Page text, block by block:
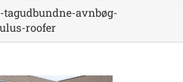
tagudbundne-avnbøg-
roofer